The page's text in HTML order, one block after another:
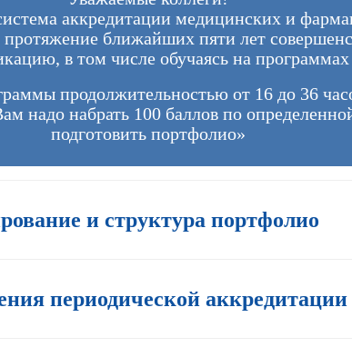
аккредитации медицинских и
ближайших пяти лет
в том числе обучаясь на
продолжительностью от 16 до 36
надо набрать 100 баллов по
подготовить портфолио»
и структура портфолио
периодической аккредитации